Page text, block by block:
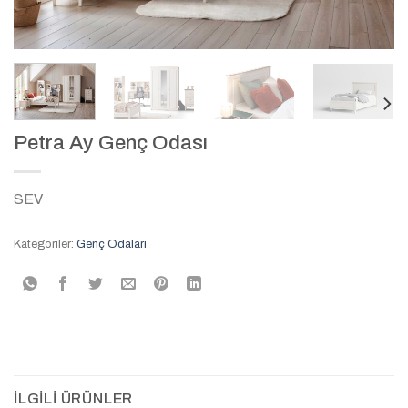
Petra Ay Genç Odası
SEV
Kategoriler: Genç Odaları
İLGILI ÜRÜNLER